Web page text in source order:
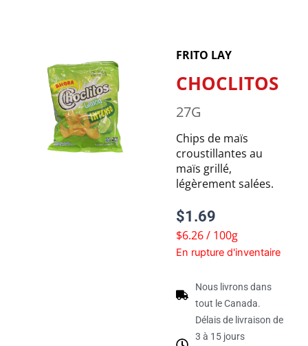
FRITO LAY
CHOCLITOS
27G
Chips de maïs
croustillantes au
maïs grillé,
légèrement salées.
$1.69
$6.26 / 100g
En rupture d'inventaire
Nous livrons dans
tout le Canada.
Délais de livraison de
3 à 15 jours